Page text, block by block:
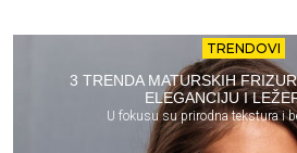
TRENDOVI
3 TRENDA MATURSKIH
ELEGANCIJU I
U fokusu su prirodna tekstura i